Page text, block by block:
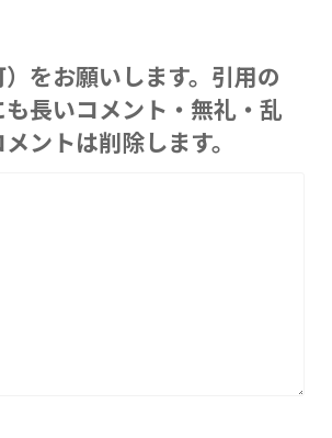
をお願いします。引用の
長いコメント・無礼・乱
ントは削除します。